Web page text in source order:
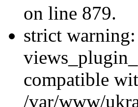
on line 879.
strict
compatible
/var/www/